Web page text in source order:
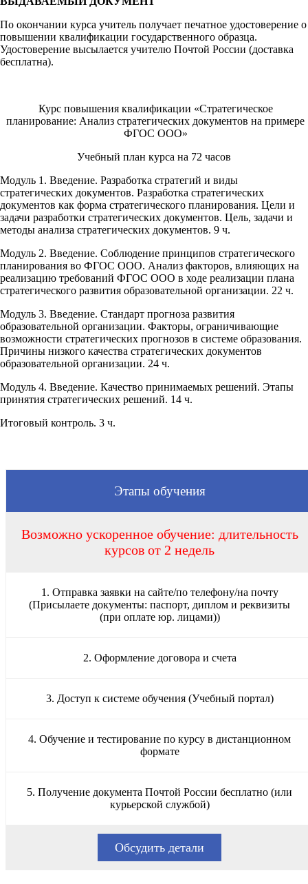
По окончании курса учитель получает печатное удостоверение о
повышении квалификации государственного образца.
Удостоверение высылается учителю Почтой России (доставка
бесплатна).
Курс повышения квалификации «Стратегическое
планирование: Анализ стратегических документов на примере
ФГОС ООО»
Учебный план курса на 72 часов
Модуль 1. Введение. Разработка стратегий и виды
стратегических документов. Разработка стратегических
документов как форма стратегического планирования. Цели и
задачи разработки стратегических документов. Цель, задачи и
методы анализа стратегических документов. 9 ч.
Модуль 2. Введение. Соблюдение принципов стратегического
планирования во ФГОС ООО. Анализ факторов, влияющих на
реализацию требований ФГОС ООО в ходе реализации плана
стратегического развития образовательной организации. 22 ч.
Модуль 3. Введение. Стандарт прогноза развития
образовательной организации. Факторы, ограничивающие
возможности стратегических прогнозов в системе образования.
Причины низкого качества стратегических документов
образовательной организации. 24 ч.
Модуль 4. Введение. Качество принимаемых решений. Этапы
принятия стратегических решений. 14 ч.
Итоговый контроль. 3 ч.
Этапы обучения
Возможно ускоренное обучение: длительность
курсов от 2 недель
1. Отправка заявки на сайте/по телефону/на почту
(Присылаете документы: паспорт, диплом и реквизиты
(при оплате юр. лицами))
2. Оформление договора и счета
3. Доступ к системе обучения (Учебный портал)
4. Обучение и тестирование по курсу в дистанционном
формате
5. Получение документа Почтой России бесплатно (или
курьерской службой)
Обсудить детали